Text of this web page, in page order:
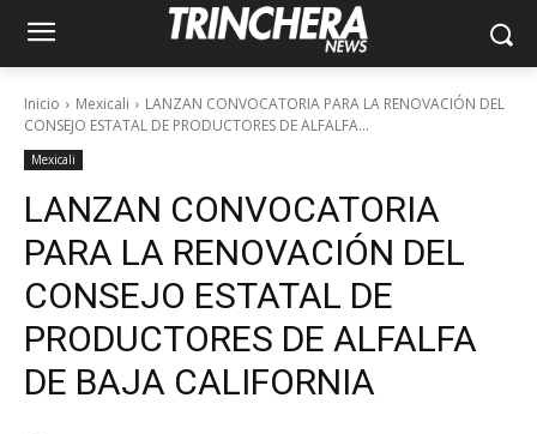
Inicio Mexicali
LANZAN CONVOCATORIA PARA LA RENOVACIÓN DEL
CONSEJO ESTATAL DE PRODUCTORES DE ALFALFA...
Mexicali
LANZAN CONVOCATORIA
PARA LA RENOVACIÓN DEL
CONSEJO ESTATAL DE
PRODUCTORES DE ALFALFA
DE BAJA CALIFORNIA